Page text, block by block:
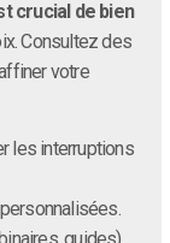
crucial de bien
Consultez des
votre
les interruptions